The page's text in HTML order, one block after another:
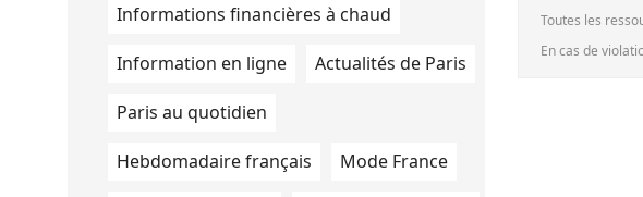
Informations financières à chaud
Information en ligne Actualités de Paris
Paris au quotidien
Hebdomadaire français Mode France
Toutes les
En cas de